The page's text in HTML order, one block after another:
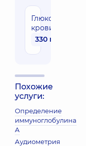
Глюкоза
крови
330 грн
Похожие
услуги:
Определение
иммуноглобулина
А
Аудиометрия